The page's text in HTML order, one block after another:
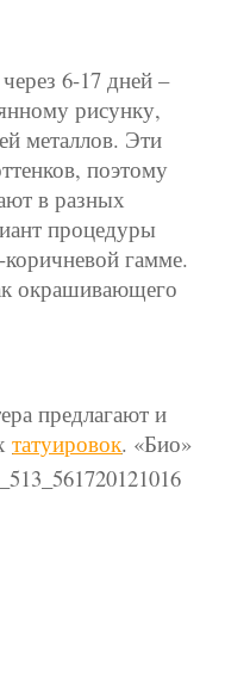
6-17 дней –
рисунку,
металлов. Эти
поэтому
в разных
процедуры
гамме.
окрашивающего
предлагают и
татуировок. «Био»